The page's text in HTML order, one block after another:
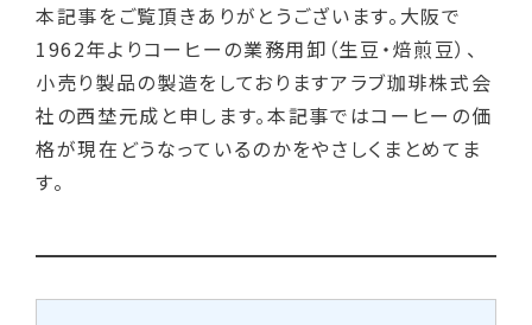
本記事をご覧頂きありがとうございます。大阪で
1962年よりコーヒーの業務用卸（生豆・焙煎豆）、
小売り製品の製造をしておりますアラブ珈琲株式会
社の西埜元成と申します。本記事ではコーヒーの価
格が現在どうなっているのかをやさしくまとめてま
す。